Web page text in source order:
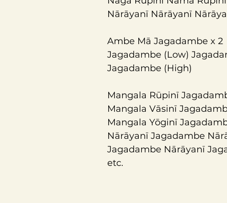
Nārāyanī Nārāyanī
Ambe Mā Jagadambe x 2
Jagadambe (Low)
Jagadambe (High)
Mangala Rūpinī
Mangala Vāsinī
Mangala Yōginī
Nārāyanī Jagadambe
Jagadambe Nārāyanī
etc.